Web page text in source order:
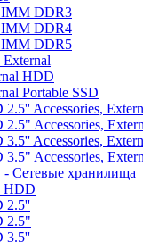
DDR3
DDR4
DDR5
External
HDD
Portable SSD
Accessories,
Accessories,
Accessories,
Accessories,
- Сетевые хранилища
HDD
2.5''
2.5"
3.5''